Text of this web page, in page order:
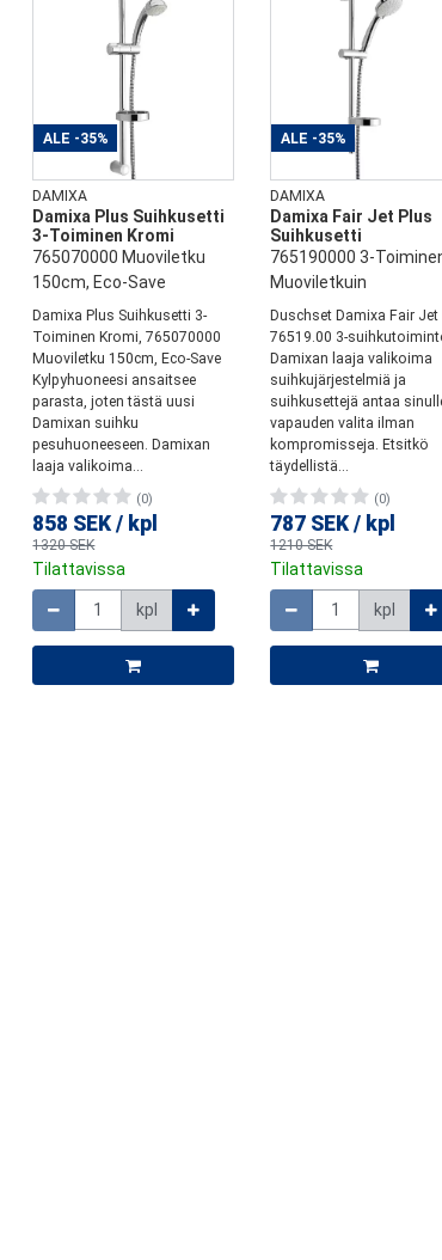
ALE -35%
DAMIXA
Damixa Plus Suihkusetti
3-Toiminen Kromi
765070000 Muoviletku
150cm, Eco-Save
Damixa Plus Suihkusetti 3-
Toiminen Kromi, 765070000
Muoviletku 150cm, Eco-Save
Kylpyhuoneesi ansaitsee
parasta, joten tästä uusi
Damixan suihku
pesuhuoneeseen. Damixan
laaja valikoima...
(0)
858 SEK / kpl
1320 SEK
Tilattavissa
Määrä
kpl
ALE -35%
DAMIXA
Damixa Fair Jet Plus
Suihkusetti
765190000 3-
Muoviletkuin
Duschset Damixa Fair Jet
76519.00 3-
Damixan laaja valikoima
suihkujärjestelmiä ja
suihkusettejä antaa
vapauden valita ilman
kompromisseja. Etsitkö
täydellistä...
(0)
787 SEK / kpl
1210 SEK
Tilattavissa
Määrä
kpl